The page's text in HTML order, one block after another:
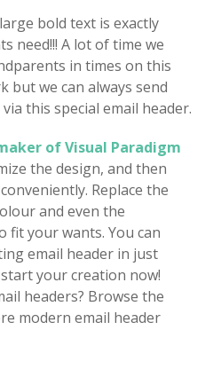
bold text is exactly
need!!! A lot of time we
in times on this
but we can always send
this special email header.
of Visual Paradigm
the design, and then
Replace the
and even the
fit your wants. You can
email header in just
your creation now!
headers? Browse the
modern email header